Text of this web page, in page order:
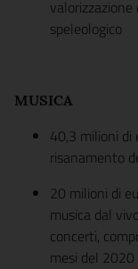
speleologico
MUSICA
40,3 milioni di
risanamento
20 milioni di
musica dal
concerti,
mesi del 2020